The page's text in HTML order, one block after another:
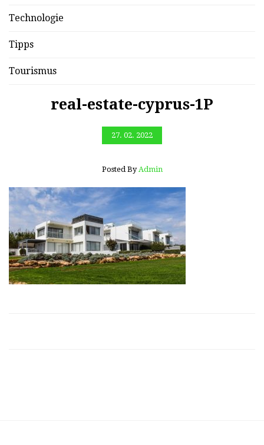
real-estate-cyprus-1P
27. 02. 2022
Posted By Admin
Technologie
Tipps
Tourismus